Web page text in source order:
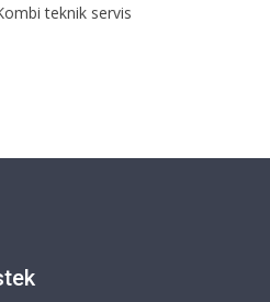
teknik servis